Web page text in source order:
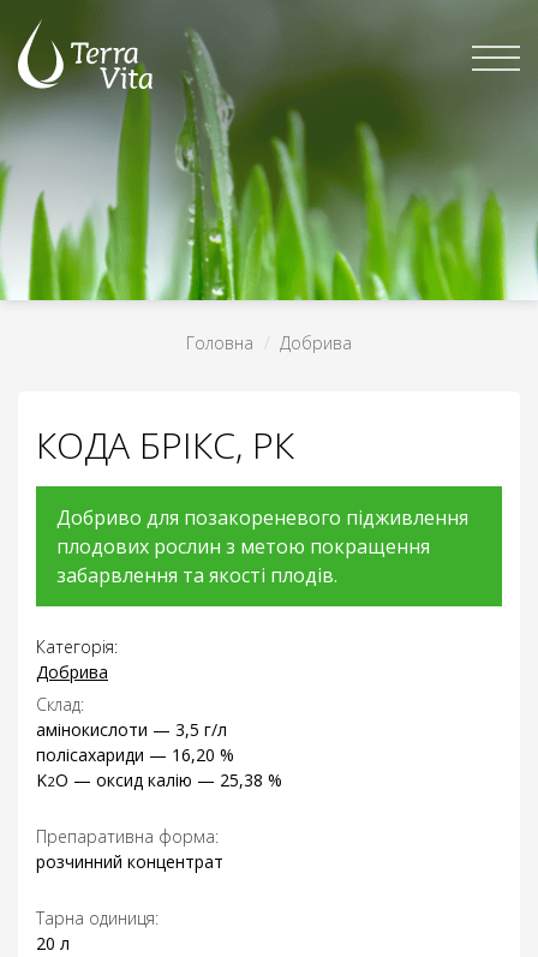
content
Головна / Добрива
КОДА БРІКС, РК
Добриво для позакореневого підживлення
плодових рослин з метою покращення
забарвлення та якості плодів.
Категорія:
Добрива
Склад:
амінокислоти — 3,5 г/л
полісахариди — 16,20 %
K2O — оксид калію — 25,38 %
Препаративна форма:
розчинний концентрат
Тарна одиниця:
20 л